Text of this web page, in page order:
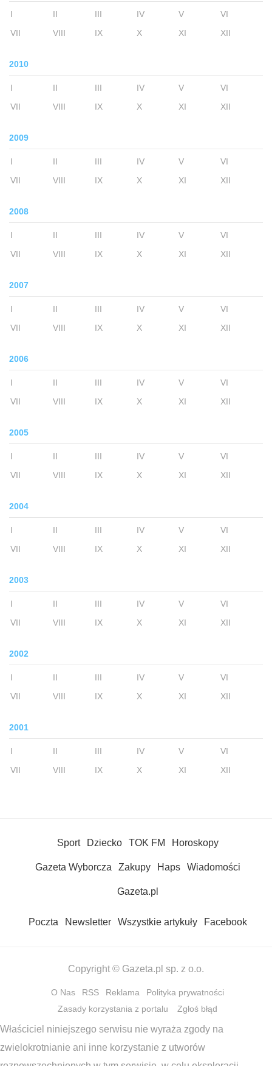
I II III IV V
VI
VII
VIII IX X XI XII
2010
I II III IV V
VI
VII
VIII IX X XI XII
2009
I II III IV V
VI
VII
VIII IX X XI XII
2008
I II III IV V
VI
VII
VIII IX X XI XII
2007
I II III IV V
VI
VII
VIII IX X XI XII
2006
I II III IV V
VI
VII
VIII IX X XI XII
2005
I II III IV V
VI
VII
VIII IX X XI XII
2004
I II III IV V
VI
VII
VIII IX X XI XII
2003
I II III IV V
VI
VII
VIII IX X XI XII
2002
I II III IV V
VI
VII
VIII IX X XI XII
2001
I II III IV V
VI
VII
VIII IX X XI XII
Sport Dziecko TOK FM Horoskopy
Gazeta Wyborcza Zakupy Haps Wiadomości
Gazeta.pl
Poczta Newsletter Wszystkie artykuły Facebook
Copyright © Gazeta.pl sp. z o.o.
O Nas RSS Reklama
Polityka prywatności
Zasady korzystania z portalu
Zgłoś błąd
Właściciel niniejszego serwisu nie wyraża zgody na
zwielokrotnianie ani inne korzystanie z utworów